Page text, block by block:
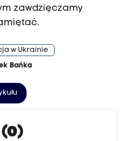
zawdzięczamy
w Ukrainie
Bańka
(0)